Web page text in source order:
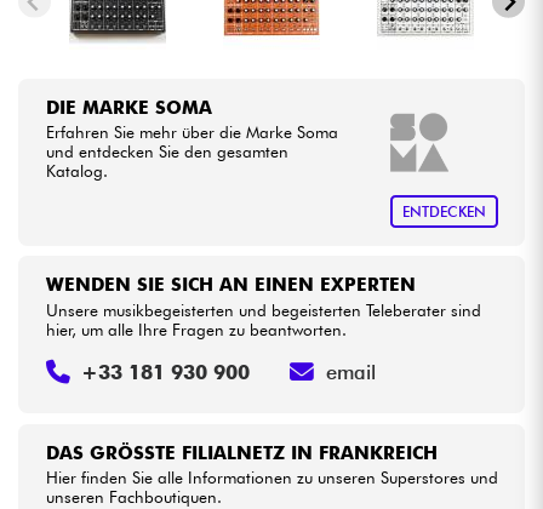
DIE MARKE SOMA
Erfahren Sie mehr über die Marke Soma
und entdecken Sie den gesamten
Katalog.
ENTDECKEN
DAS GRÖSSTE FILIALNETZ IN FRANKREICH
Hier finden Sie alle Informationen zu unseren Superstores und
unseren Fachboutiquen.
WENDEN SIE SICH AN EINEN EXPERTEN
Unsere musikbegeisterten und begeisterten Teleberater sind
hier, um alle Ihre Fragen zu beantworten.
+33 181 930 900 email